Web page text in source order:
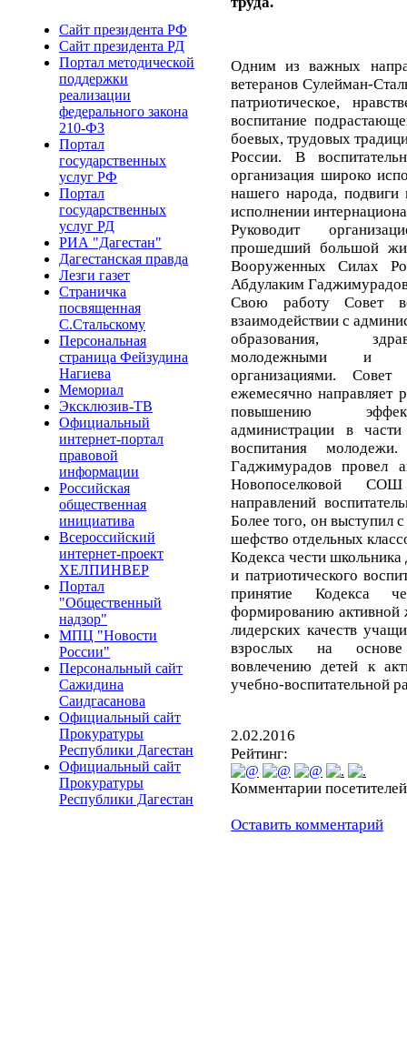
Сайт президента РФ
Сайт президента РД
Портал методической
поддержки
реализации
федерального закона
210-ФЗ
Портал
государственных
услуг РФ
Портал
государственных
услуг РД
РИА "Дагестан"
Дагестанская правда
Лезги газет
Страничка
посвященная
С.Стальскому
Персональная
страница Фейзудина
Нагиева
Мемориал
Эксклюзив-ТВ
Официальный
интернет-портал
правовой
информации
Российская
общественная
инициатива
Всероссийский
интернет-проект
ХЕЛПИНВЕР
Портал
"Общественный
надзор"
МПЦ "Новости
России"
Персональный сайт
Сажидина
Саидгасанова
Официальный сайт
Прокуратуры
Республики Дагестан
Официальный сайт
Прокуратуры
Республики Дагестан
Одним из важных
ветеранов Сулейман-
патриотическое,
воспитание
боевых, трудовых
России. В
организация широко
нашего народа,
исполнении
Руководит
прошедший большой
Вооруженных Силах
Абдулаким
Свою работу Совет
взаимодействии с
образования,
молодежными и
организациями.
ежемесячно направляет
повышению
администрации в части
воспитания
Гаджимурадов провел
Новопоселковой
направлений
Более того, он выступил
шефство отдельных
Кодекса чести
и патриотического
принятие Кодекса
формированию активной
лидерских качеств
взрослых на основе
вовлечению детей к
учебно-воспитательной
2.02.2016
Рейтинг:
Комментарии
Оставить комментарий